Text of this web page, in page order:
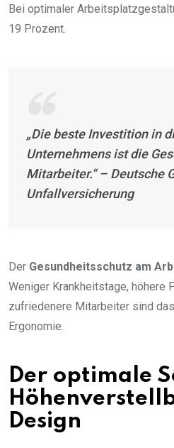
Bei optimaler
19 Prozent.
„Die beste Investition in
Unternehmens ist die
Mitarbeiter.“– Deutsche
Unfallversicherung
Der Gesundheitsschutz am
Weniger Krankheitstage, höhere
zufriedenere Mitarbeiter sind
Ergonomie.
Der optimale
Design